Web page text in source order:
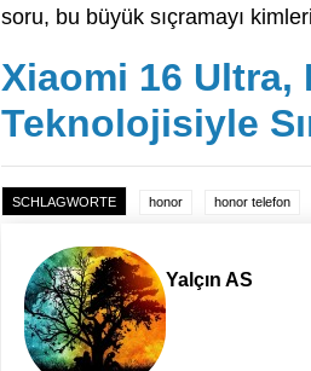
soru, bu büyük sıçramayı
Xiaomi 16
Teknolojisiyle
SCHLAGWORTE honor honor telefon
Yalçın AS